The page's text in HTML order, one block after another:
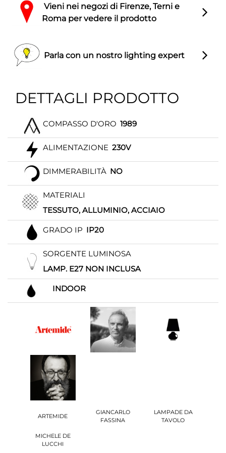
Vieni nei negozi di Firenze, Terni e
Roma per vedere il prodotto
Parla con un nostro lighting expert
DETTAGLI PRODOTTO
COMPASSO D'ORO 1989
ALIMENTAZIONE 230V
DIMMERABILITÀ NO
MATERIALI
TESSUTO, ALLUMINIO, ACCIAIO
GRADO IP IP20
SORGENTE LUMINOSA
LAMP. E27 NON INCLUSA
INDOOR
ARTEMIDE
GIANCARLO
FASSINA
LAMPADE DA
TAVOLO
MICHELE DE
LUCCHI